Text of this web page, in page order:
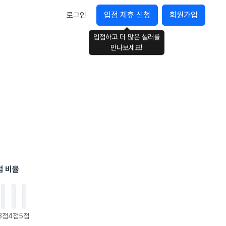
로그인 입점 제휴 신청
입점하고 더 많은 셀러를
만나보세요!
회원가입
비율
점4점5점